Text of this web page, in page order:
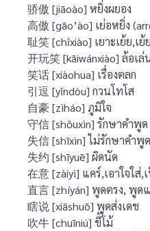
骄傲 [jiāoào] หยิ่งผยอง
高傲 [gāo’ào] เย่อหยิ่ง
耻笑 [chǐxiào] เยาะเย้ย,เ
开玩笑 [kāiwánxiào] ล้อเล่
笑话 [xiàohua] เรื่องตลก
引逗 [yǐndòu] กวนโทโส
自豪 [zìháo] ภูมิใจ
守信 [shǒuxìn] รักษาคำพูด
失信 [shīxìn] ไม่รักษาคำพูด
失约 [shīyuē] ผิดนัด
在意 [zàiyì] แคร์,เอาใจใส่,
直言 [zhíyán] พูดตรง, พูด
瞎说 [xiāshuō] พูดส่งเดช
吹牛 [chuīniú] ขี้โม้